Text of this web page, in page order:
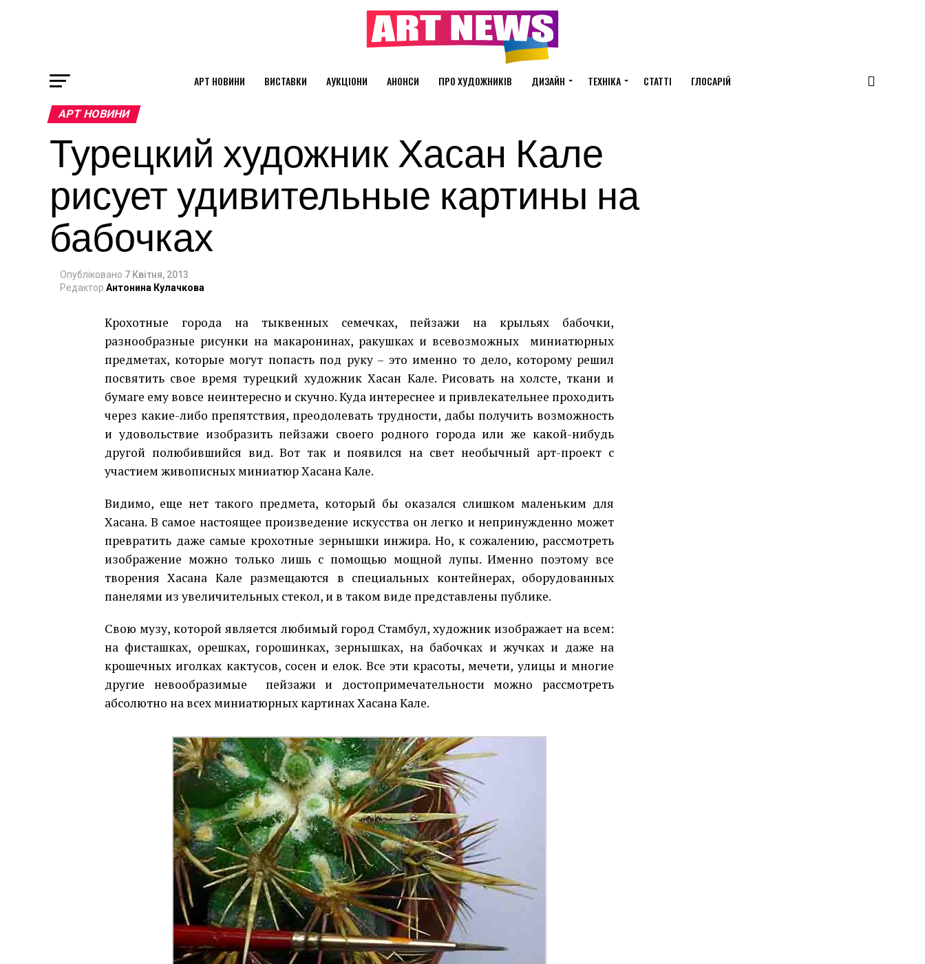
АРТ НОВИНИ ВИСТАВКИ АУКЦІОНИ АНОНСИ ПРО ХУДОЖНИКІВ ДИЗАЙН ТЕХНІКА СТАТТІ ГЛОСАРІЙ
АРТ НОВИНИ
Турецкий художник Хасан Кале
рисует удивительные картины на
бабочках
Опубліковано 7 Квітня, 2013
Редактор Антонина Кулачкова
Крохотные города на тыквенных семечках, пейзажи на крыльях бабочки,
разнообразные рисунки на макаронинах, ракушках и всевозможных миниатюрных
предметах, которые могут попасть под руку – это именно то дело, которому решил
посвятить свое время турецкий художник Хасан Кале. Рисовать на холсте, ткани и
бумаге ему вовсе неинтересно и скучно. Куда интереснее и привлекательнее проходить
через какие-либо препятствия, преодолевать трудности, дабы получить возможность
и удовольствие изобразить пейзажи своего родного города или же какой-нибудь
другой полюбившийся вид. Вот так и появился на свет необычный арт-проект с
участием живописных миниатюр Хасана Кале.
Видимо, еще нет такого предмета, который бы оказался слишком маленьким для
Хасана. В самое настоящее произведение искусства он легко и непринужденно может
превратить даже самые крохотные зернышки инжира. Но, к сожалению, рассмотреть
изображение можно только лишь с помощью мощной лупы. Именно поэтому все
творения Хасана Кале размещаются в специальных контейнерах, оборудованных
панелями из увеличительных стекол, и в таком виде представлены публике.
Свою музу, которой является любимый город Стамбул, художник изображает на всем:
на фисташках, орешках, горошинках, зернышках, на бабочках и жучках и даже на
крошечных иголках кактусов, сосен и елок. Все эти красоты, мечети, улицы и многие
другие невообразимые пейзажи и достопримечательности можно рассмотреть
абсолютно на всех миниатюрных картинах Хасана Кале.